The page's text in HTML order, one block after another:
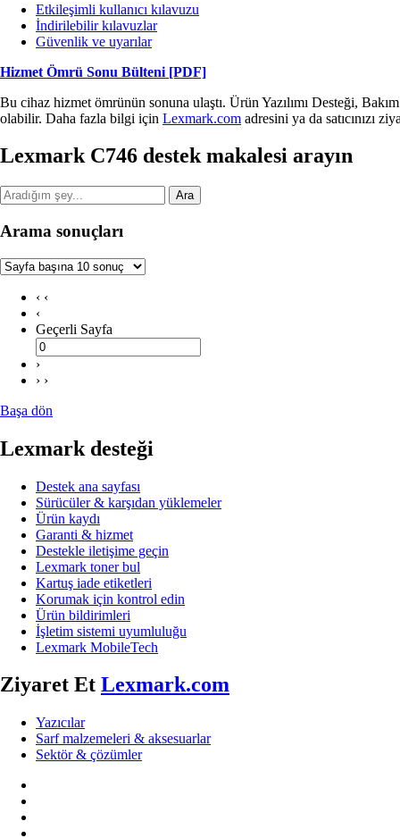
Etkileşimli kullanıcı kılavuzu
İndirilebilir kılavuzlar
Güvenlik ve uyarılar
Hizmet Ömrü Sonu Bülteni [PDF]
Bu cihaz hizmet ömrünün sonuna ulaştı. Ürün Yazılımı Desteği,
olabilir. Daha fazla bilgi için Lexmark.com adresini ya da satıcınızı
Lexmark C746 destek makalesi arayın
Ara
Arama sonuçları
‹ ‹
‹
Geçerli Sayfa
›
› ›
Başa dön
Lexmark desteği
Destek ana sayfası
Sürücüler & karşıdan yüklemeler
Ürün kaydı
Garanti & hizmet
Destekle iletişime geçin
Lexmark toner bul
Kartuş iade etiketleri
Korumak için kontrol edin
Ürün bildirimleri
İşletim sistemi uyumluluğu
Lexmark MobileTech
Ziyaret Et Lexmark.com
Yazıcılar
Sarf malzemeleri & aksesuarlar
Sektör & çözümler